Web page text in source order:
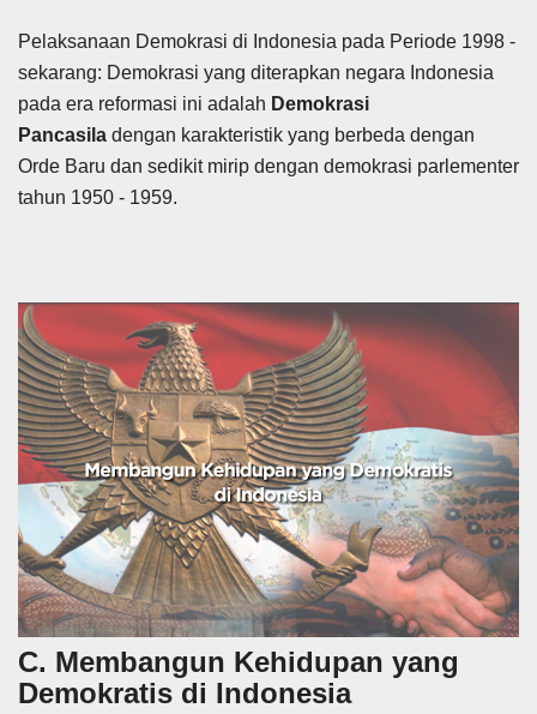
Pelaksanaan Demokrasi di Indonesia pada Periode 1998 -
sekarang: Demokrasi yang diterapkan negara Indonesia
pada era reformasi ini adalah Demokrasi
Pancasila dengan karakteristik yang berbeda dengan
Orde Baru dan sedikit mirip dengan demokrasi parlementer
tahun 1950 - 1959.
C. Membangun Kehidupan yang
Demokratis di Indonesia